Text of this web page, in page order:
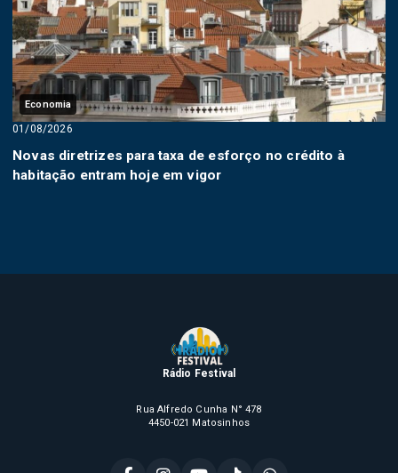
Economia
01/08/2026
Novas diretrizes para taxa de esforço no crédito à
habitação entram hoje em vigor
Rádio Festival
Rua Alfredo Cunha N° 478
4450-021 Matosinhos